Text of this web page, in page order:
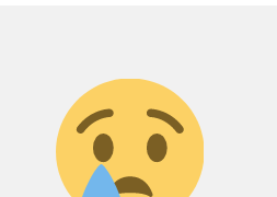
Грусть